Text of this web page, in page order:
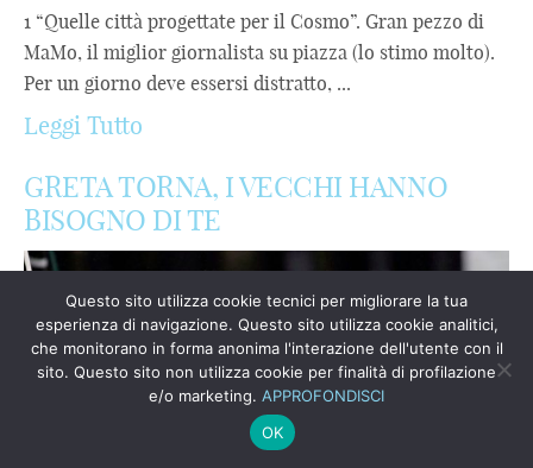
1 “Quelle città progettate per il Cosmo”. Gran pezzo di
MaMo, il miglior giornalista su piazza (lo stimo molto).
Per un giorno deve essersi distratto, ...
Leggi Tutto
GRETA TORNA, I VECCHI HANNO
BISOGNO DI TE
Questo sito utilizza cookie tecnici per migliorare la tua
esperienza di navigazione. Questo sito utilizza cookie analitici,
che monitorano in forma anonima l'interazione dell'utente con il
sito. Questo sito non utilizza cookie per finalità di profilazione
e/o marketing. APPROFONDISCI
OK